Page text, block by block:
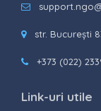
str. București
+373 (022)
Link-uri utile